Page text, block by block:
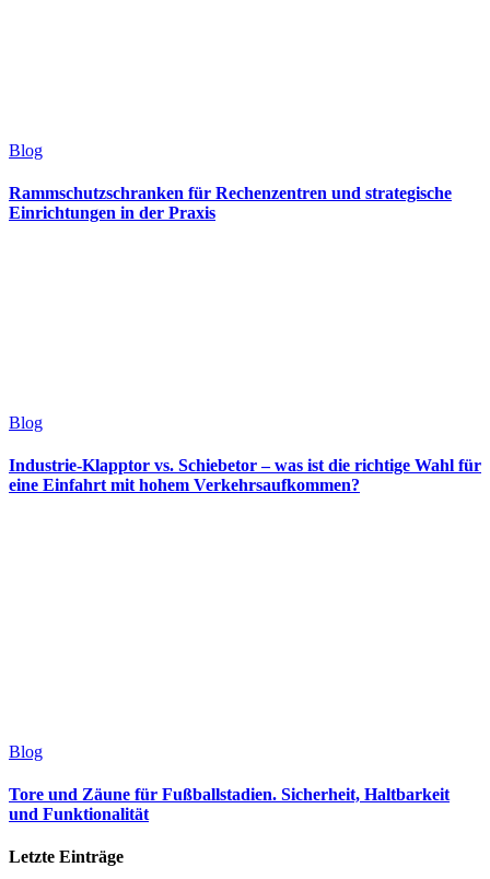
Blog
Rammschutzschranken für Rechenzentren und strategische
Einrichtungen in der Praxis
Blog
Industrie-Klapptor vs. Schiebetor – was ist die richtige Wahl für
eine Einfahrt mit hohem Verkehrsaufkommen?
Blog
Tore und Zäune für Fußballstadien. Sicherheit, Haltbarkeit
und Funktionalität
Letzte Einträge